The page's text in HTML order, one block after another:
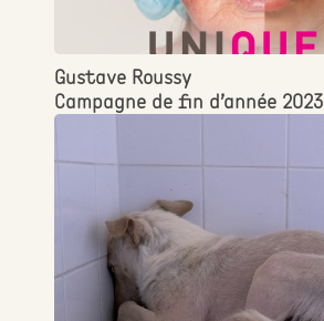
Gustave Roussy
Campagne de fin d’année 2023